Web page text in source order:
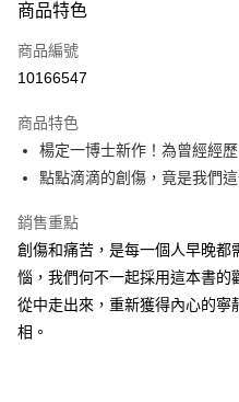
信用卡一次付款
LINE Pay
大哥付你分期
相關說明
1.本服務由台灣大哥大提供，台灣大
流程，驗證手機門號後，選擇欲分
成交易。
3.實際核准額度、可分期數及費用
4.訂單成立30分鐘內，如未前往確
消。如遇「轉專審核」未通過狀況
AFTEE先享後付
相關說明
AFTEE先享後付是「在收到商品之
便利好安心！
１．簡單：不需註冊會員、不需綁卡
２．便利：只要手機號碼，簡訊認證
ATM付款
運送方式
商品特色
商品編號
10166547
商品特色
楊定一博士新作！為曾經經
點點滴滴的創傷，竟是我們
銷售重點
創傷和痛苦，是每一個人早晚
惱，我們何不一起採用這本書
從中走出來，重新獲得內心的
相。